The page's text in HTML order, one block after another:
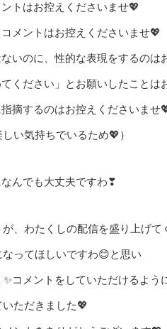
トはお控えくださいませ💖
メントはお控えくださいませ💖
いのに、性的な表現をするのは
ください」とお願いしたことは
摘するのはお控えくださいませ
い気持ちでいるため💖）
んでも大丈夫ですわ❣
、わたくしの配信を盛り上げて
ってほしいですわ😊と思い
コメントをしていただけるよう
ただきました💖